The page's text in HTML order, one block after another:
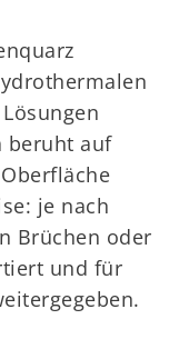
beruht auf
je nach
Brüchen oder
und für